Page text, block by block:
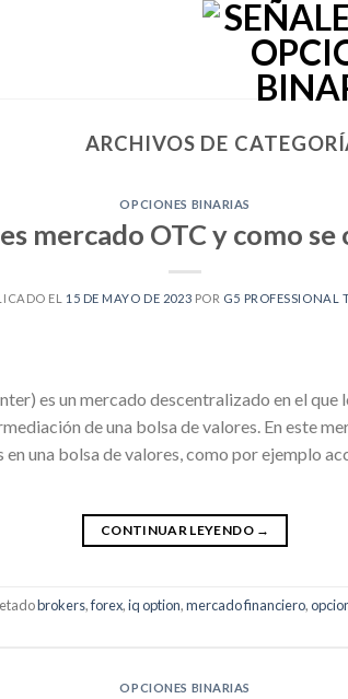
ARCHIVOS DE
OPCIONES BINARIAS
mercado OTC y como se
EL 15 DE MAYO DE 2023 POR G5 PROFESSIONAL
es un mercado descentralizado en el
de una bolsa de valores. En este
una bolsa de valores, como por ejemplo
CONTINUAR LEYENDO →
brokers,forex,iq option,mercado financiero,
OPCIONES BINARIAS